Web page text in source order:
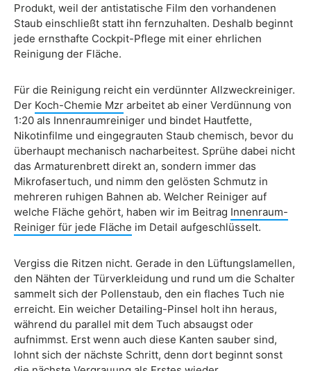
Produkt, weil der antistatische Film den vorhandenen
Staub einschließt statt ihn fernzuhalten. Deshalb beginnt
jede ernsthafte Cockpit-Pflege mit einer ehrlichen
Reinigung der Fläche.
Für die Reinigung reicht ein verdünnter Allzweckreiniger.
Der Koch-Chemie Mzr arbeitet ab einer Verdünnung von
1:20 als Innenraumreiniger und bindet Hautfette,
Nikotinfilme und eingegrauten Staub chemisch, bevor du
überhaupt mechanisch nacharbeitest. Sprühe dabei nicht
das Armaturenbrett direkt an, sondern immer das
Mikrofasertuch, und nimm den gelösten Schmutz in
mehreren ruhigen Bahnen ab. Welcher Reiniger auf
welche Fläche gehört, haben wir im Beitrag Innenraum-
Reiniger für jede Fläche im Detail aufgeschlüsselt.
Vergiss die Ritzen nicht. Gerade in den Lüftungslamellen,
den Nähten der Türverkleidung und rund um die Schalter
sammelt sich der Pollenstaub, den ein flaches Tuch nie
erreicht. Ein weicher Detailing-Pinsel holt ihn heraus,
während du parallel mit dem Tuch absaugst oder
aufnimmst. Erst wenn auch diese Kanten sauber sind,
lohnt sich der nächste Schritt, denn dort beginnt sonst